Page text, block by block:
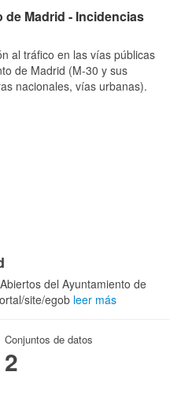
Madrid - Incidencias
al tráfico en las vías públicas
de Madrid (M-30 y sus
nacionales, vías urbanas).
del Ayuntamiento de
site/egob leer más
Conjuntos de datos
2